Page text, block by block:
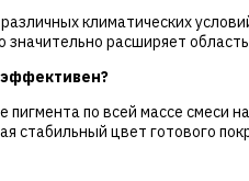
климатических
расширяет
по всей массе смеси
стабильный цвет готового